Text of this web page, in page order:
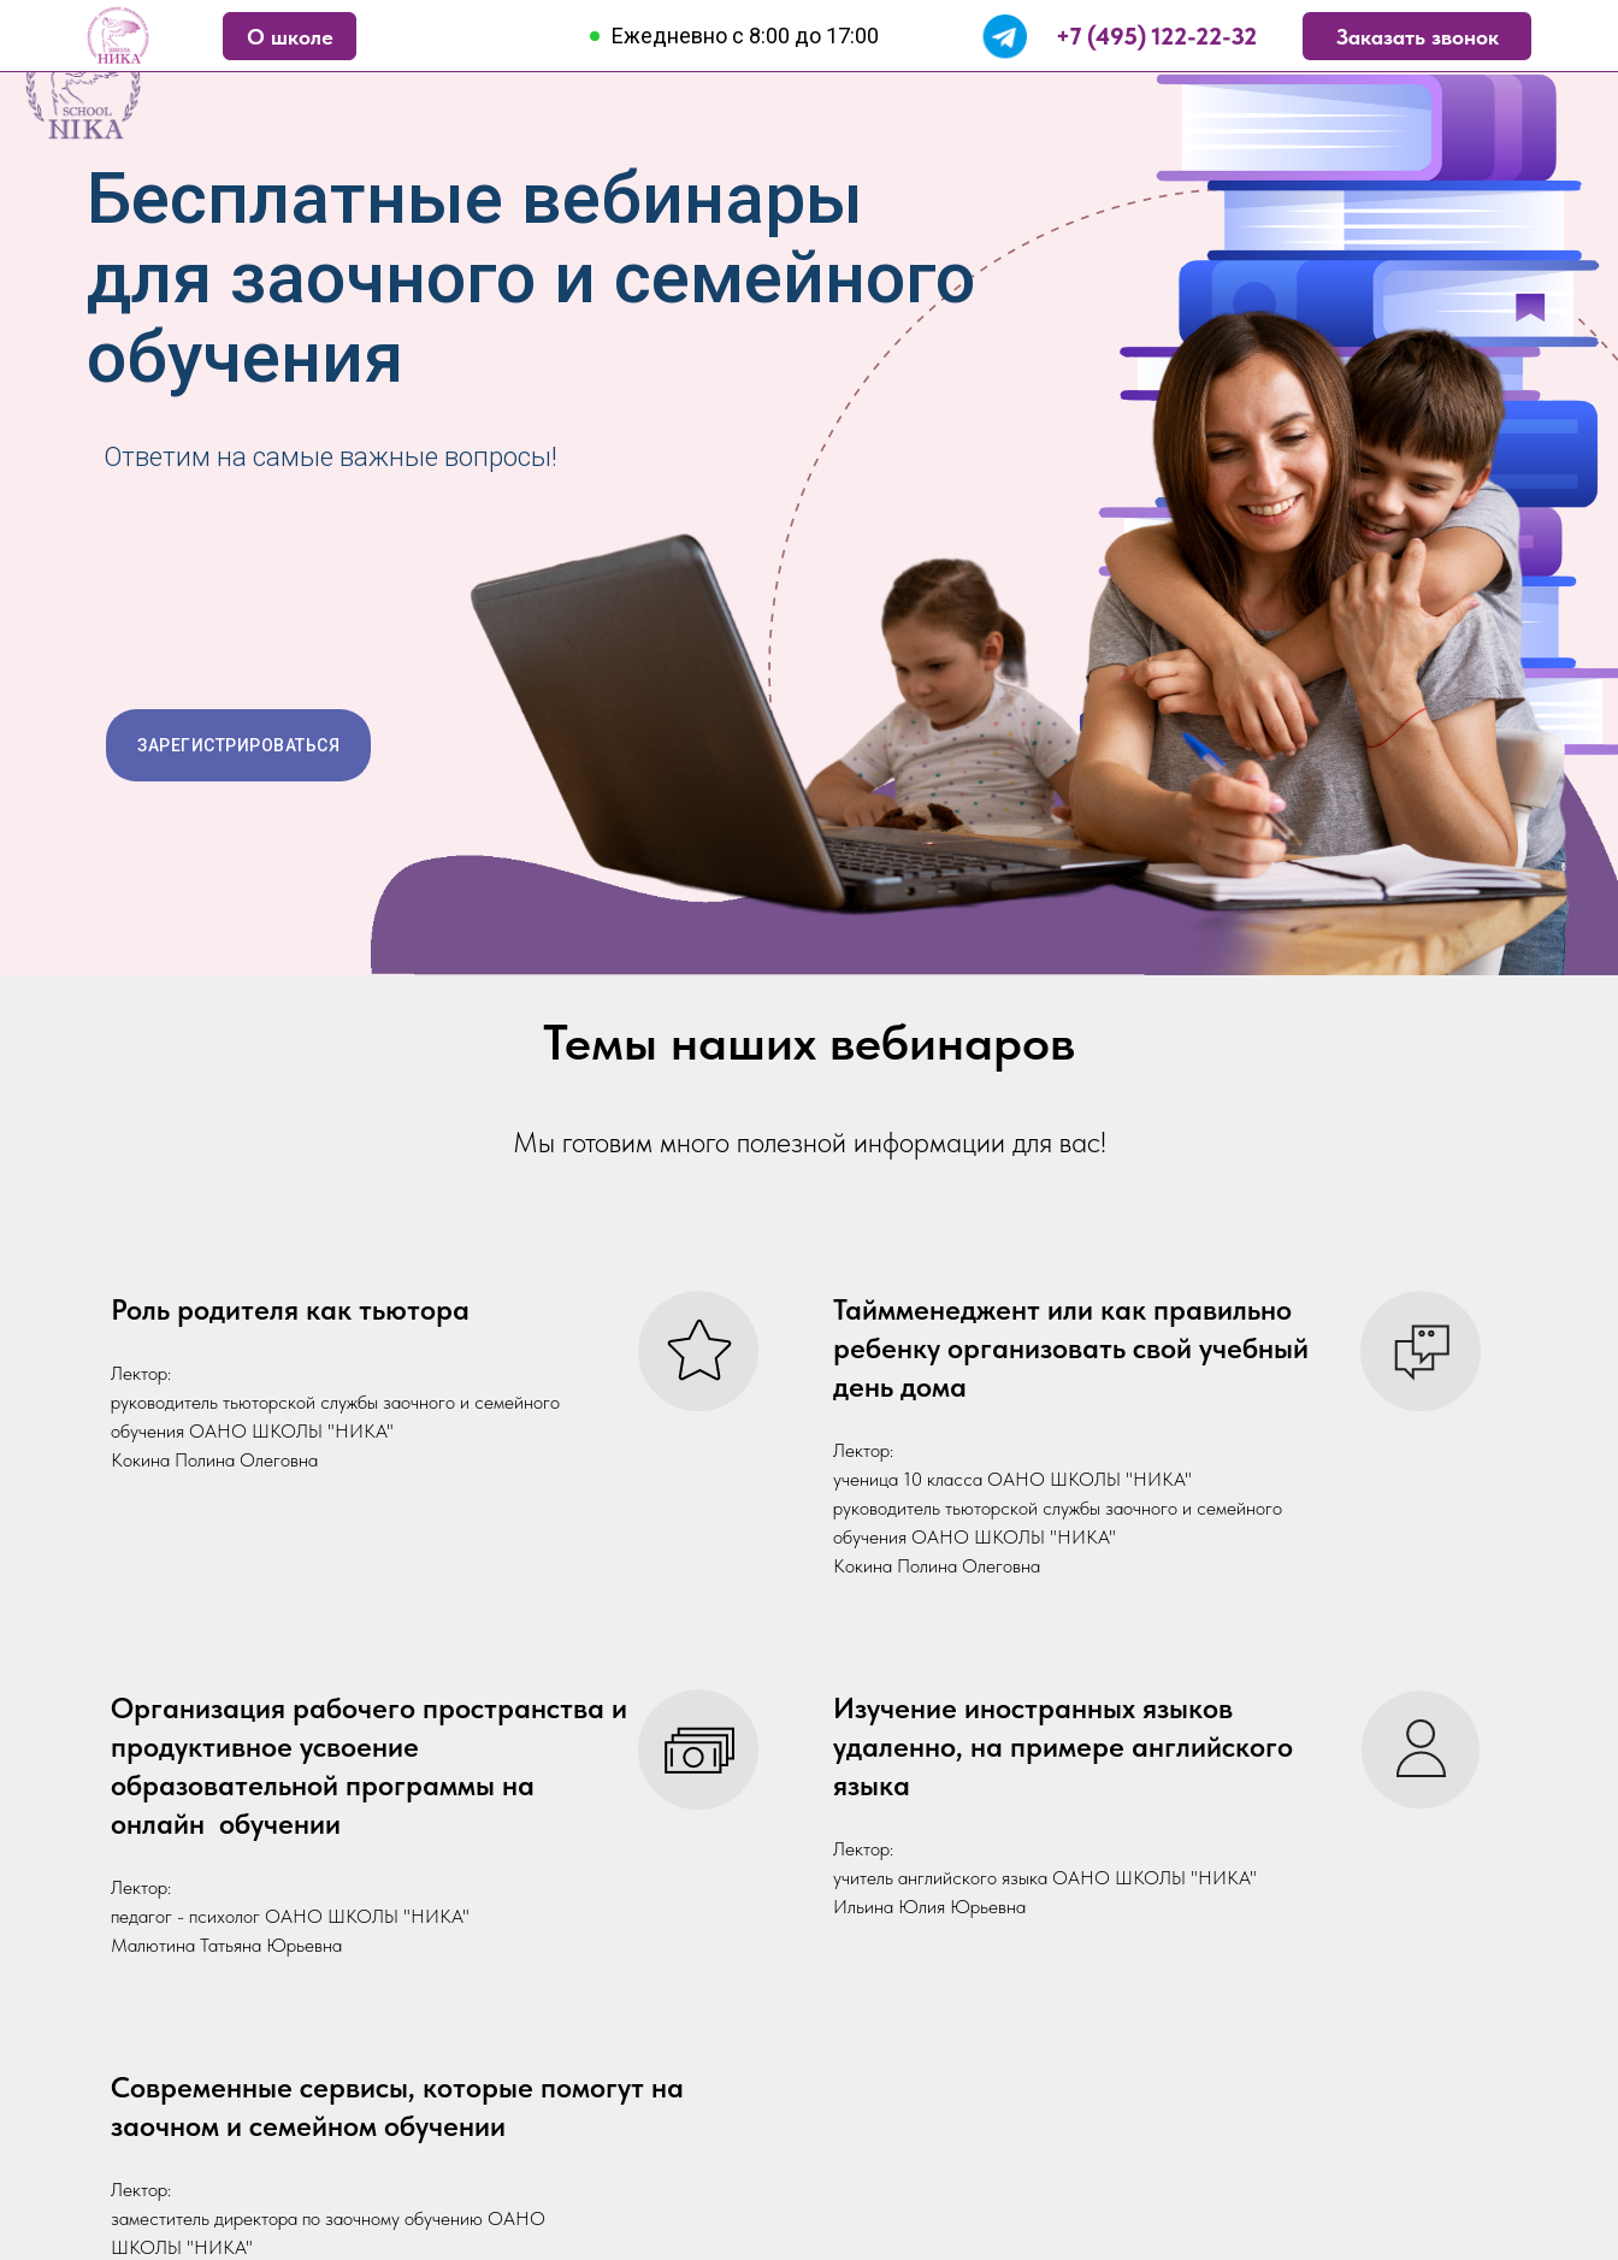
Заказать звонок
+7 (495) 122-22-32
Ежедневно с 8:00 до 17:00
О школе
Бесплатные вебинары
для заочного и семейного
обучения
Ответим на самые важные вопросы!
ЗАРЕГИСТРИРОВАТЬСЯ
Темы наших вебинаров
Мы готовим много полезной информации для вас!
Роль родителя как тьютора
Лектор:
руководитель тьюторской службы заочного и семейного
обучения ОАНО ШКОЛЫ "НИКА"
Кокина Полина Олеговна
Таймменеджент или как правильно
ребенку организовать свой учебный
день дома
Лектор:
ученица 10 класса ОАНО ШКОЛЫ "НИКА"
руководитель тьюторской службы заочного и семейного
обучения ОАНО ШКОЛЫ "НИКА"
Кокина Полина Олеговна
Организация рабочего пространства и
продуктивное усвоение
образовательной программы на
онлайн обучении
Лектор:
педагог - психолог ОАНО ШКОЛЫ "НИКА"
Малютина Татьяна Юрьевна
Изучение иностранных языков
удаленно, на примере английского
языка
Лектор:
учитель английского языка ОАНО ШКОЛЫ "НИКА"
Ильина Юлия Юрьевна
Современные сервисы, которые помогут на
заочном и семейном обучении
Лектор:
заместитель директора по заочному обучению ОАНО
ШКОЛЫ "НИКА"